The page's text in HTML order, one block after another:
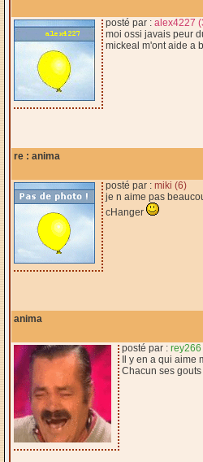
posté par : alex4227
moi ossi javais peur
mickeal m'ont aide a
re : anima
posté par : miki (6)
je n aime pas
cHanger
anima
posté par :
Il y en a qui aime
Chacun ses gouts